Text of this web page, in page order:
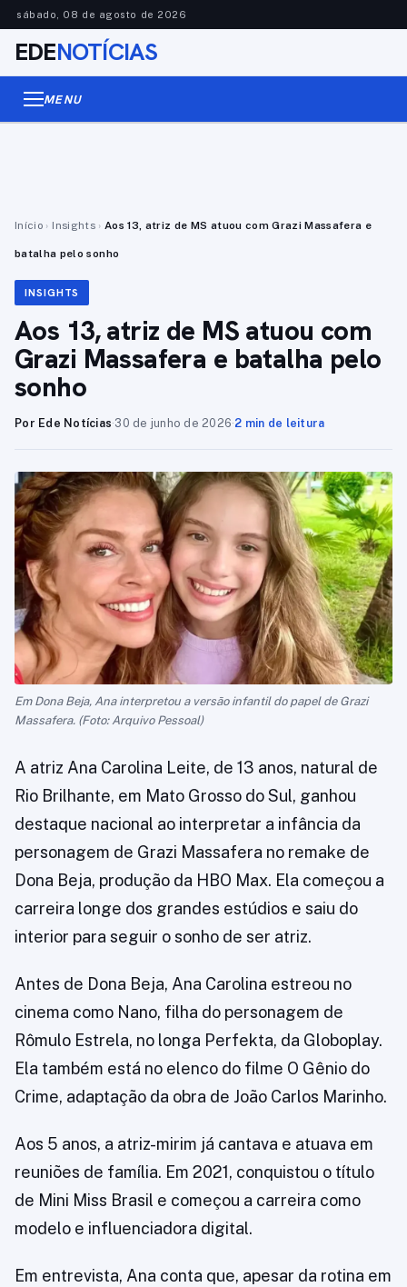
sábado, 08 de agosto de 2026
EDENOTÍCIAS
MENU
Início › Insights › Aos 13, atriz de MS atuou com Grazi Massafera e
batalha pelo sonho
INSIGHTS
Aos 13, atriz de MS atuou com
Grazi Massafera e batalha pelo
sonho
Por Ede Notícias·30 de junho de 2026·2 min de leitura
Em Dona Beja, Ana interpretou a versão infantil do papel de Grazi
Massafera. (Foto: Arquivo Pessoal)
A atriz Ana Carolina Leite, de 13 anos, natural de
Rio Brilhante, em Mato Grosso do Sul, ganhou
destaque nacional ao interpretar a infância da
personagem de Grazi Massafera no remake de
Dona Beja, produção da HBO Max. Ela começou a
carreira longe dos grandes estúdios e saiu do
interior para seguir o sonho de ser atriz.
Antes de Dona Beja, Ana Carolina estreou no
cinema como Nano, filha do personagem de
Rômulo Estrela, no longa Perfekta, da Globoplay.
Ela também está no elenco do filme O Gênio do
Crime, adaptação da obra de João Carlos Marinho.
Aos 5 anos, a atriz-mirim já cantava e atuava em
reuniões de família. Em 2021, conquistou o título
de Mini Miss Brasil e começou a carreira como
modelo e influenciadora digital.
Em entrevista, Ana conta que, apesar da rotina em